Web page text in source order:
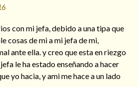
con mi jefa, debido a una tipa que
cosas de mi a mi jefa de mi,
ante ella. y creo que esta en riezgo
le ha estado enseñando a hacer
yo hacia, y ami me hace a un lado